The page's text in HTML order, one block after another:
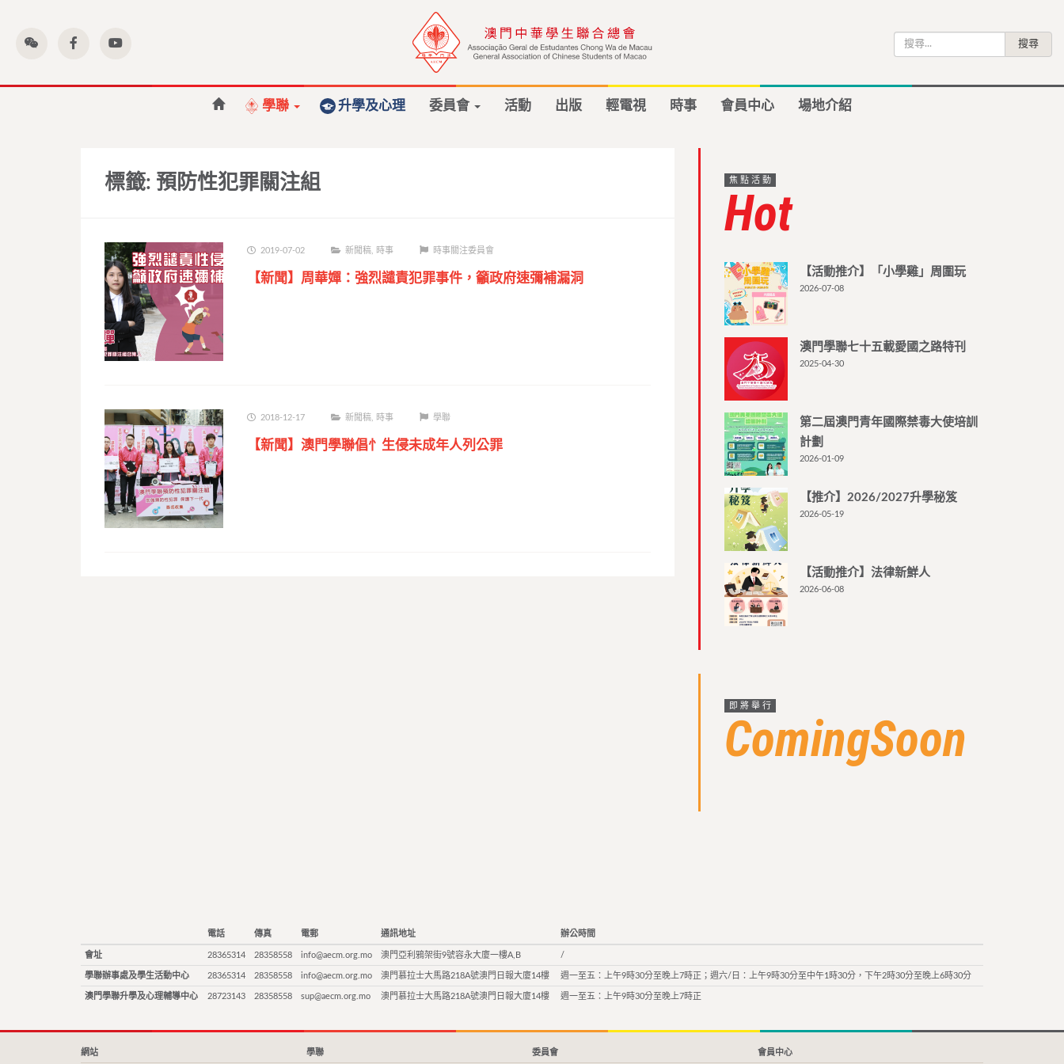
尋
學聯 升學及心理 委員會 活動 出版 輕電視 時事 會員中心 場地介紹
標籤: 預防性犯罪關注組
2019-07-02 新聞稿 時事 時事關注委員會
【新聞】周華嬋：強烈譴責犯罪事件，籲政府速彌補漏洞
2018-12-17 新聞稿 時事 學聯
【新聞】澳門學聯倡忄生侵未成年人列公罪
焦點活動
Hot
【活動推介】「小學雞」周圍玩
2026-07-08
澳門學聯七十五載愛國之路特刊
2025-04-30
第二屆澳門青年國際禁毒大使培訓
計劃
2026-01-09
【推介】2026/2027升學秘笈
2026-05-19
【活動推介】法律新鮮人
2026-06-08
即將舉行
ComingSoon
電話 傳真 電郵 通訊地址 辦公時間
會址 28365314 28358558 info@aecm.org.mo 澳門亞利鴉架街9號容永大廈一樓A,B /
學聯辦事處及學生活動中心 28365314 28358558 info@aecm.org.mo 澳門慕拉士大馬路218A號澳門日報大廈14樓 週一至五：上午9時30分至晚上7時正；週六/日：上午9時30分至中午1時30分，下午2時30分至晚上6時30分
澳門學聯升學及心理輔導中心 28723143 28358558 sup@aecm.org.mo 澳門慕拉士大馬路218A號澳門日報大廈14樓 週一至五：上午9時30分至晚上7時正
網站 學聯 委員會 會員中心